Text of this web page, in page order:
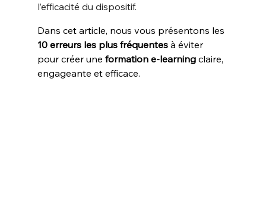
l’efficacité du dispositif.
Dans cet article, nous vous présentons les
10 erreurs les plus fréquentes à éviter
pour créer une formation e-learning claire,
engageante et efficace.